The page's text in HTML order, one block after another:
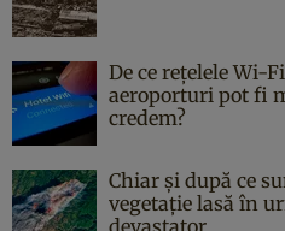
De ce rețelele Wi-
aeroporturi pot fi
credem?
Chiar și după ce
vegetație lasă în
devastator